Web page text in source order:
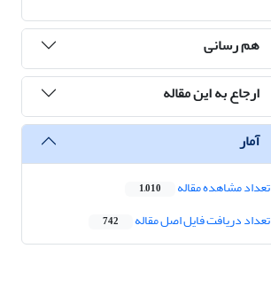
هم رسانی
ارجاع به این مقاله
آمار
تعداد مشاهده مقاله 1,010
تعداد دریافت فایل اصل مقاله 742